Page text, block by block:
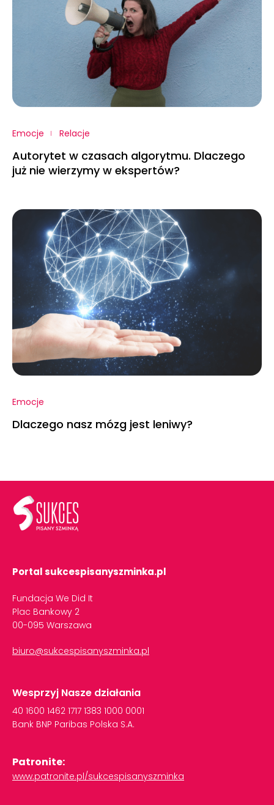
Emocje Relacje
Autorytet w czasach algorytmu. Dlaczego
już nie wierzymy w ekspertów?
Emocje
Dlaczego nasz mózg jest leniwy?
Portal sukcespisanyszminka.pl
Fundacja We Did It
Plac Bankowy 2
00-095 Warszawa
biuro@sukcespisanyszminka.pl
Wesprzyj Nasze działania
40 1600 1462 1717 1383 1000 0001
Bank BNP Paribas Polska S.A.
Patronite:
www.patronite.pl/sukcespisanyszminka